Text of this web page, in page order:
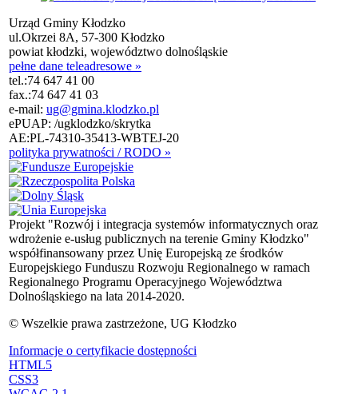
Urząd Gminy Kłodzko
ul.Okrzei 8A, 57-300 Kłodzko
powiat kłodzki, województwo dolnośląskie
pełne dane teleadresowe »
tel.:74 647 41 00
fax.:74 647 41 03
e-mail: ug@gmina.klodzko.pl
ePUAP: /ugklodzko/skrytka
AE:PL-74310-35413-WBTEJ-20
polityka prywatności / RODO »
Projekt "Rozwój i integracja systemów informatycznych oraz
wdrożenie e-usług publicznych na terenie Gminy Kłodzko"
współfinansowany przez Unię Europejską ze środków
Europejskiego Funduszu Rozwoju Regionalnego w ramach
Regionalnego Programu Operacyjnego Województwa
Dolnośląskiego na lata 2014-2020.
© Wszelkie prawa zastrzeżone, UG Kłodzko
Informacje o certyfikacie dostępności
HTML5
CSS3